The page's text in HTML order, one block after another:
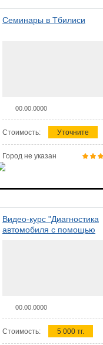
Семинары в Тбилиси
00.00.0000
Стоимость: Уточните
Город не указан
Видео-курс "Диагностика
автомобиля с помощью
00.00.0000
Стоимость: 5 000 тг.